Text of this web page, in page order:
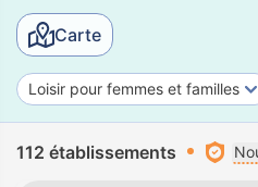
Carte
Loisir pour femmes et familles
112 établissements